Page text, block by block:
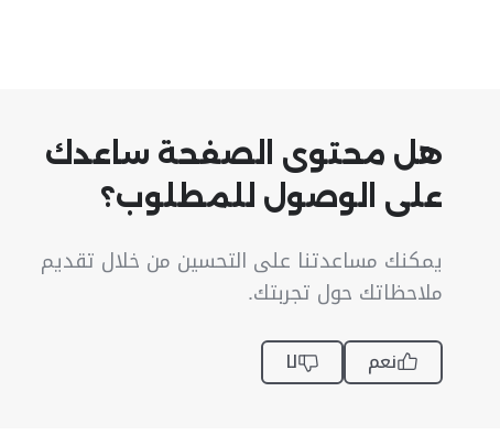
هل محتوى الصفحة ساعدك
على الوصول للمطلوب؟
يمكنك مساعدتنا على التحسين من خلال تقديم
ملاحظاتك حول تجربتك.
نعم لا